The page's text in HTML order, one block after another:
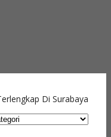
Di Surabaya